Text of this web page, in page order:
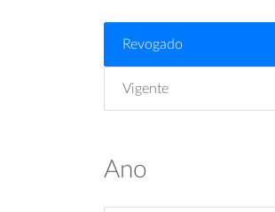
Revogado
Vigente
Ano